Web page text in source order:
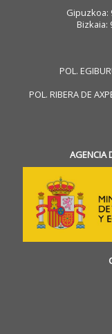
Gipuzkoa:
Bizkaia:
POL.
POL. RIBERA DE
AGENCIA